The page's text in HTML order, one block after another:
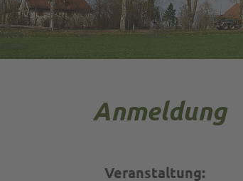
Anmeldung
Veranstaltung: